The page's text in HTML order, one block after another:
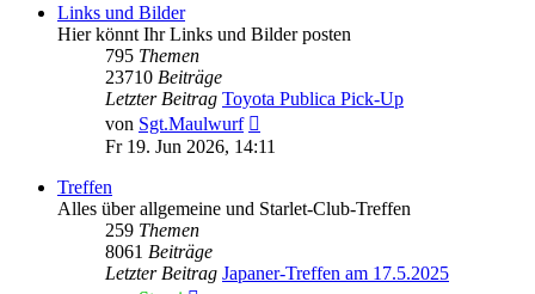
Links und Bilder
Hier könnt Ihr Links und Bilder posten
795 Themen
23710 Beiträge
Letzter Beitrag Toyota Publica Pick-Up
von Sgt.Maulwurf
Beitrag
Fr 19. Jun 2026, 14:11
Treffen
Alles über allgemeine und Starlet-Club-Treffen
259 Themen
8061 Beiträge
Letzter Beitrag Japaner-Treffen am 17.5.2025